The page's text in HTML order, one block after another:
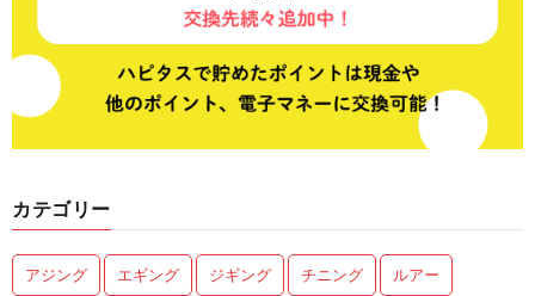
カテゴリー
アジング エギング ジギング チニング ルアー